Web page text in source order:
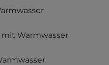
Warmwasser